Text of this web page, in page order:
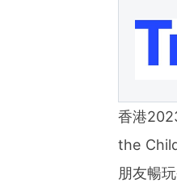
香港
the
朋友暢